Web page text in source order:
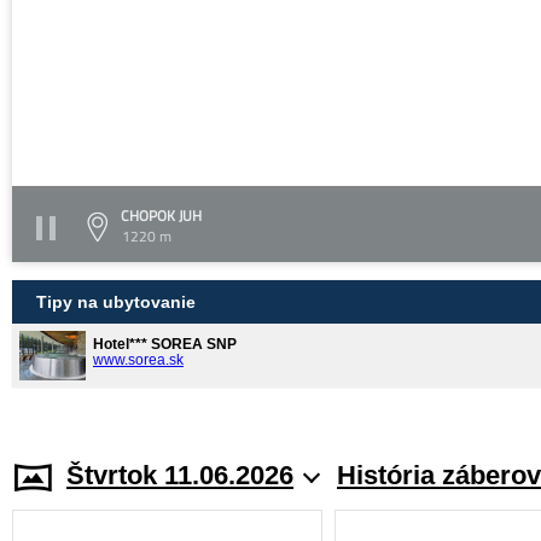
CHOPOK JUH
1220 m
Tipy na ubytovanie
Hotel*** SOREA SNP
www.sorea.sk
Štvrtok 11.06.2026 História záberov